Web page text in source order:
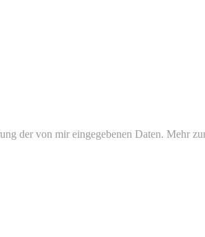
der von mir eingegebenen Daten. Mehr